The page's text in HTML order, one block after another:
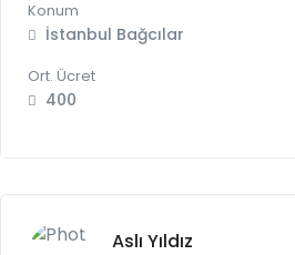
Konum
İstanbul Bağcılar
Ort. Ücret
400
Aslı Yıldız